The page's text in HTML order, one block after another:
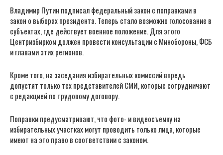
Владимир Путин подписал федеральный закон с поправками в
закон о выборах президента. Теперь стало возможно голосование в
субъектах, где действует военное положение. Для этого
Центризбирком должен провести консультации с Минобороны, ФСБ
и главами этих регионов.
Кроме того, на заседания избирательных комиссий впредь
допустят только тех представителей СМИ, которые сотрудничают
с редакцией по трудовому договору.
Поправки предусматривают, что фото- и видеосъемку на
избирательных участках могут проводить только лица, которые
имеют на это право в соответствии с законом.